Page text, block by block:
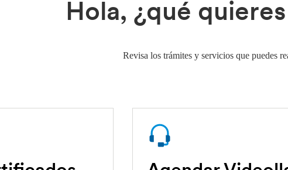
Hola, ¿qué
Revisa los trámites y servicios que puedes